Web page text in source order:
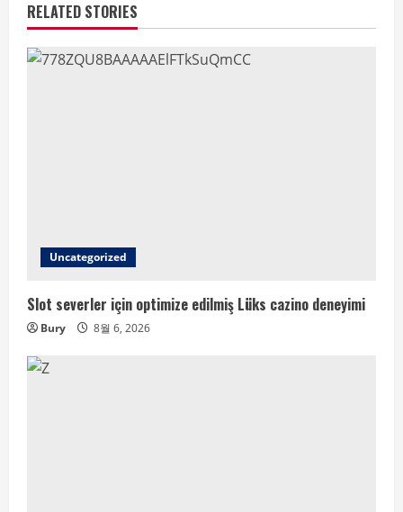
RELATED STORIES
Uncategorized
Slot severler için optimize edilmiş Lüks cazino deneyimi
Bury 8월 6, 2026